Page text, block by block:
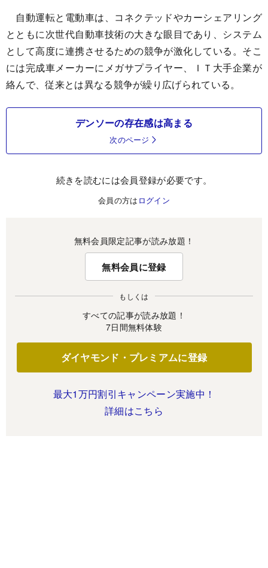
自動運転と電動車は、コネクテッドやカーシェアリング
とともに次世代自動車技術の大きな眼目であり、システム
として高度に連携させるための競争が激化している。そこ
には完成車メーカーにメガサプライヤー、ＩＴ大手企業が
絡んで、従来とは異なる競争が繰り広げられている。
デンソーの存在感は高まる
次のページ
続きを読むには会員登録が必要です。
会員の方は ログイン
無料会員限定記事が読み放題！
無料会員に登録
もしくは
すべての記事が読み放題！
7日間無料体験
ダイヤモンド・プレミアムに登録
最大1万円割引キャンペーン実施中！
詳細はこちら